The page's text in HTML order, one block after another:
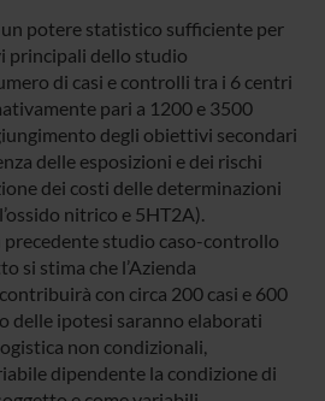
potere statistico sufficiente per
principali dello studio
di casi e controlli tra i 6 centri
pari a 1200 e 3500
degli obiettivi secondari
delle esposizioni e dei rischi
dei costi delle determinazioni
nitrico e 5HT2A).
precedente studio caso-controllo
si stima che l’Azienda
con circa 200 casi e 600
delle ipotesi saranno elaborati
non condizionali,
dipendente la condizione di